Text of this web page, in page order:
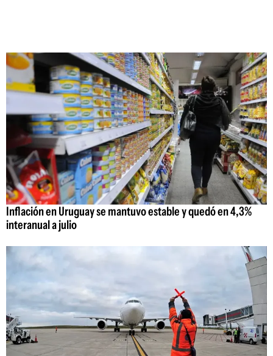
Inflación en Uruguay se mantuvo estable y quedó en 4,3%
interanual a julio